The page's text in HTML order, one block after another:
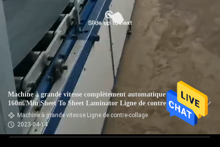
Machine à grande vitesse complètement automatique
160m/Min Sheet To Sheet Laminator Ligne de contre-collage
Machine à grande vitesse Ligne de contre-collage
2023-04-14